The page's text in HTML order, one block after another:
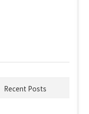
Recent Posts